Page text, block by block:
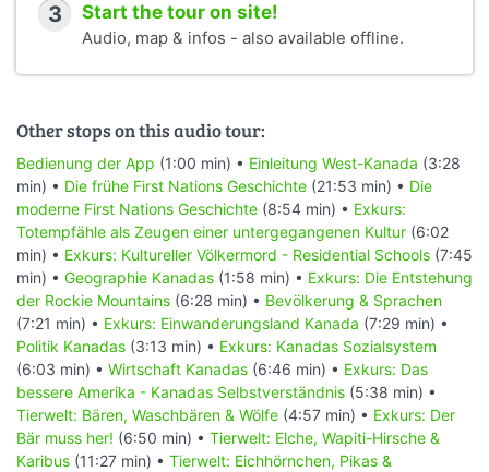
3 Start the tour on site!
Audio, map & infos - also available offline.
Other stops on this audio tour:
Bedienung der App (1:00 min) • Einleitung West-Kanada (3:28
min) • Die frühe First Nations Geschichte (21:53 min) • Die
moderne First Nations Geschichte (8:54 min) • Exkurs:
Totempfähle als Zeugen einer untergegangenen Kultur (6:02
min) • Exkurs: Kultureller Völkermord - Residential Schools (7:45
min) • Geographie Kanadas (1:58 min) • Exkurs: Die Entstehung
der Rockie Mountains (6:28 min) • Bevölkerung & Sprachen
(7:21 min) • Exkurs: Einwanderungsland Kanada (7:29 min) •
Politik Kanadas (3:13 min) • Exkurs: Kanadas Sozialsystem
(6:03 min) • Wirtschaft Kanadas (6:46 min) • Exkurs: Das
bessere Amerika - Kanadas Selbstverständnis (5:38 min) •
Tierwelt: Bären, Waschbären & Wölfe (4:57 min) • Exkurs: Der
Bär muss her! (6:50 min) • Tierwelt: Elche, Wapiti-Hirsche &
Karibus (11:27 min) • Tierwelt: Eichhörnchen, Pikas &